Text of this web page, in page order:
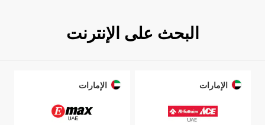
البحث على الإنترنت
الإمارات الإمارات